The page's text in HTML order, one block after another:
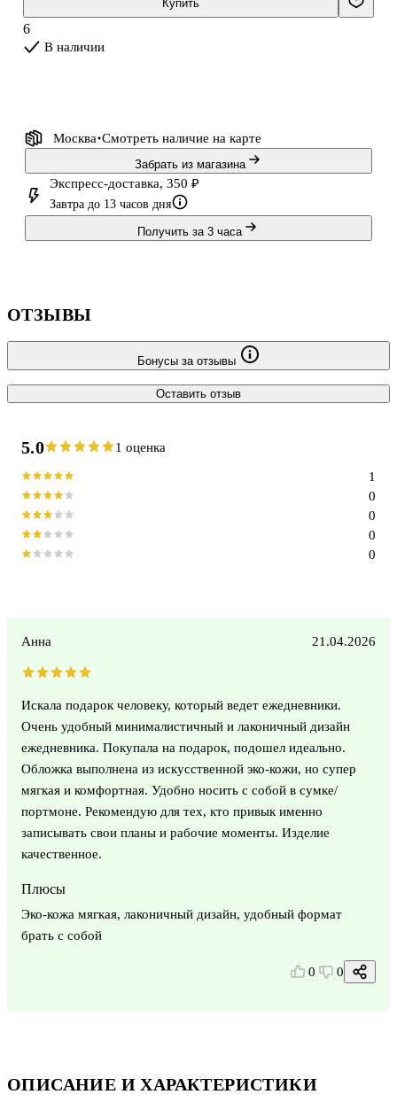
Купить
6
В наличии
Москва Смотреть наличие на карте
Забрать из магазина
Экспресс-доставка, 350 ₽
Завтра до 13 часов дня
Получить за 3 часа
ОПИСАНИЕ И ХАРАКТЕРИСТИКИ
ОТЗЫВЫ
Бонусы за отзывы
Оставить отзыв
5.0 1 оценка
0
0
0
0
1
Анна 21.04.2026
Искала подарок человеку, который ведет ежедневники.
Очень удобный минималистичный и лаконичный дизайн
ежедневника. Покупала на подарок, подошел идеально.
Обложка выполнена из искусственной эко-кожи, но супер
мягкая и комфортная. Удобно носить с собой в сумке/
портмоне. Рекомендую для тех, кто привык именно
записывать свои планы и рабочие моменты. Изделие
качественное.
Плюсы
Эко-кожа мягкая, лаконичный дизайн, удобный формат
брать с собой
0 0